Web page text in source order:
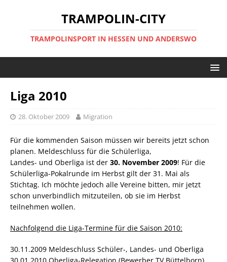
TRAMPOLIN-CITY
TRAMPOLINSPORT IN HESSEN UND ANDERSWO
Liga 2010
28. Oktober 2009 Migration
Für die kommenden Saison müssen wir bereits jetzt schon
planen. Meldeschluss für die Schülerliga,
Landes- und Oberliga ist der 30. November 2009! Für die
Schülerliga-Pokalrunde im Herbst gilt der 31. Mai als
Stichtag. Ich möchte jedoch alle Vereine bitten, mir jetzt
schon unverbindlich mitzuteilen, ob sie im Herbst
teilnehmen wollen.
Nachfolgend die Liga-Termine für die Saison 2010:
30.11.2009 Meldeschluss Schüler-, Landes- und Oberliga